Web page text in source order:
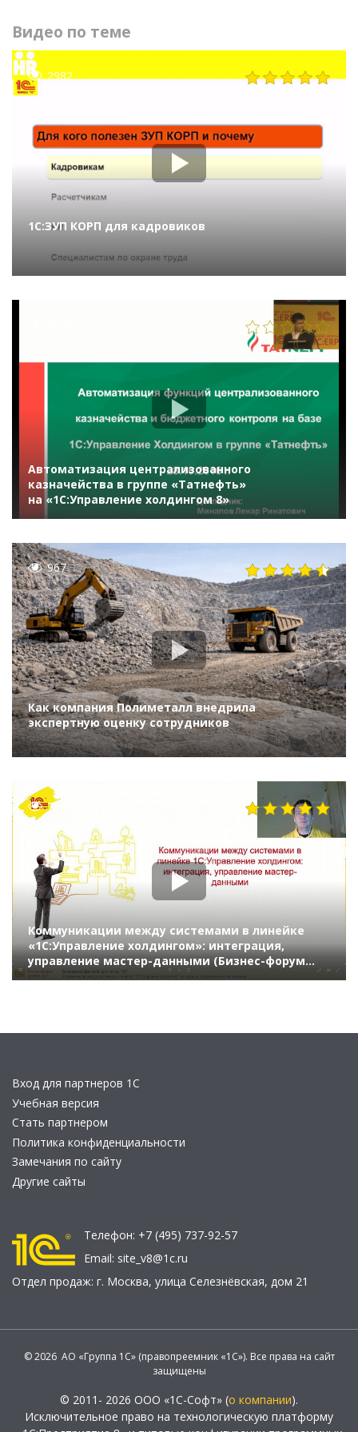
Видео по теме
2982
1С:ЗУП КОРП для кадровиков
Автоматизация централизованного
казначейства в группе «Татнефть»
на «1С:Управление холдингом 8»
967
Как компания Полиметалл внедрила
экспертную оценку сотрудников
769
Коммуникации между системами в линейке
«1С:Управление холдингом»: интеграция,
управление мастер-данными (Бизнес-форум
1С:ERP онлайн 17 ноября 2021 г., Зинковский
Вход для партнеров 1С
Учебная версия
Стать партнером
Политика конфиденциальности
Замечания по сайту
Другие сайты
Телефон: +7 (495) 737-92-57
Email: site_v8@1c.ru
Отдел продаж: г. Москва, улица Селезнёвская, дом 21
© 2026 АО «Группа 1С» (правопреемник «1С»). Все права на сайт
защищены
© 2011- 2026 ООО «1С-Софт» (о компании).
Исключительное право на технологическую платформу